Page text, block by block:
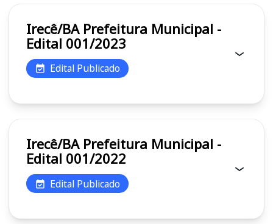
Irecê/BA Prefeitura Municipal -
Edital 001/2023
Edital Publicado
Irecê/BA Prefeitura Municipal -
Edital 001/2022
Edital Publicado